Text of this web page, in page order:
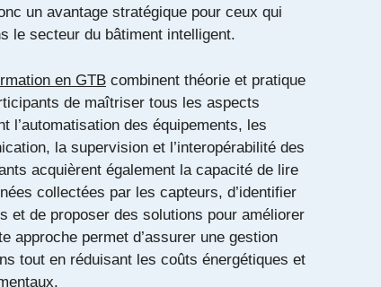
un avantage stratégique pour ceux qui
le secteur du bâtiment intelligent.
en GTB combinent théorie et pratique
de maîtriser tous les aspects
l’automatisation des équipements, les
la supervision et l’interopérabilité des
acquièrent également la capacité de lire
collectées par les capteurs, d’identifier
et de proposer des solutions pour améliorer
approche permet d’assurer une gestion
tout en réduisant les coûts énergétiques et